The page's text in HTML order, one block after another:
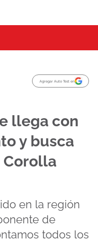
Agregar Auto Test en
llega con
y busca
Corolla
en la región
de
todos los